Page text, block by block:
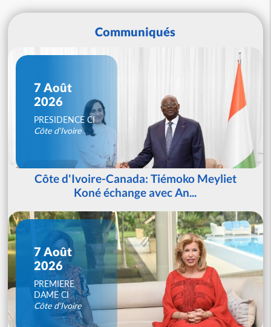
Communiqués
7 Août
2026
PRESIDENCE CI
Côte d'Ivoire
Côte d'Ivoire-Canada: Tiémoko Meyliet
Koné échange avec An...
7 Août
2026
PREMIERE
DAME CI
Côte d'Ivoire